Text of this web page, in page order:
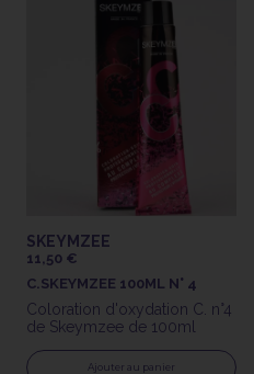
SKEYMZEE
11,50 €
C.SKEYMZEE 100ML N° 4
Coloration d'oxydation C. n°4
de Skeymzee de 100ml
Ajouter au panier